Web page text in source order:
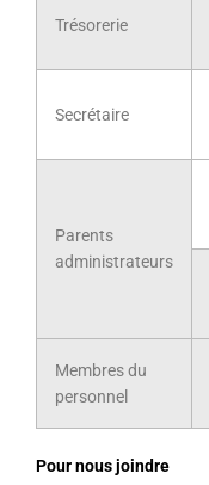
Trésorerie
Secrétaire
Parents
administrateurs
Membres du
personnel
Pour nous joindre